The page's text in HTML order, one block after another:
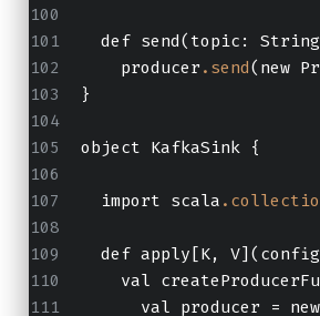
def send(topic:
    producer
.send(new
}
object KafkaSink {
  import scala
def apply[K,
val
val producer =